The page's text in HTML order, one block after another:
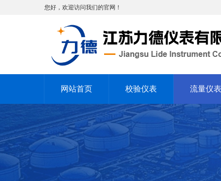
您好，欢迎访问我们的官网！
网站首页 校验仪表 流量仪表